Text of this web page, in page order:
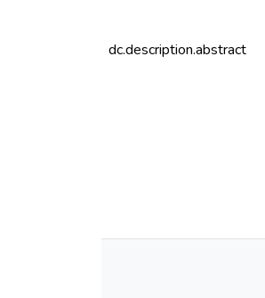
dc.description.abstract